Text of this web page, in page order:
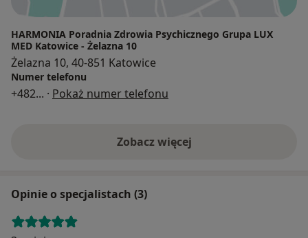
HARMONIA Poradnia Zdrowia Psychicznego Grupa LUX
MED Katowice - Żelazna 10
Żelazna 10, 40-851 Katowice
Numer telefonu
+482... · Pokaż numer telefonu
Zobacz więcej
Opinie o specjalistach (3)